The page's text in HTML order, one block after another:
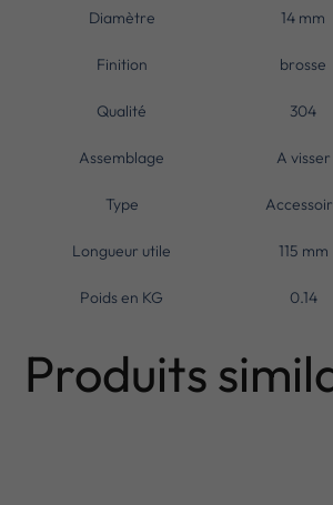
Diamètre 14 mm
Finition brosse
Qualité 304
Assemblage A visser
Type
Longueur utile 115 mm
Poids en KG 0.14
Produits